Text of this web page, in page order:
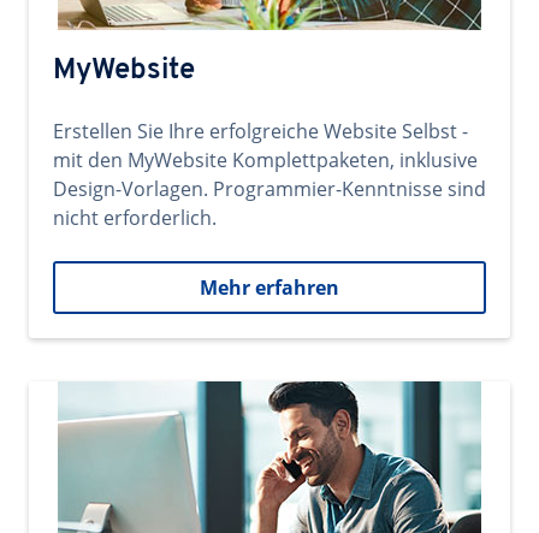
MyWebsite
Erstellen Sie Ihre erfolgreiche Website Selbst -
mit den MyWebsite Komplettpaketen, inklusive
Design-Vorlagen. Programmier-Kenntnisse sind
nicht erforderlich.
Mehr erfahren